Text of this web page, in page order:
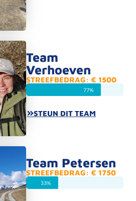
Team
Verhoeven
STREEFBEDRAG: € 1500
77%
STEUN DIT TEAM
Team Petersen
STREEFBEDRAG: € 1750
33%